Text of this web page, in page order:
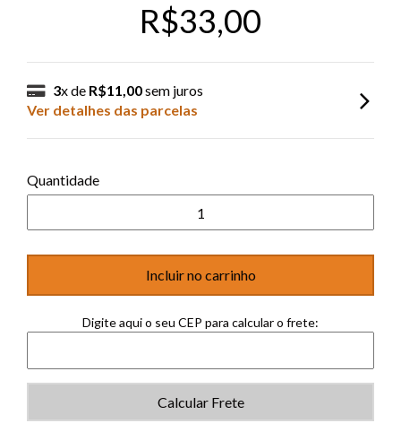
R$33,00
3x de R$11,00sem juros
Ver detalhes das parcelas
Quantidade
Digite aqui o seu CEP para calcular o frete:
Calcular Frete